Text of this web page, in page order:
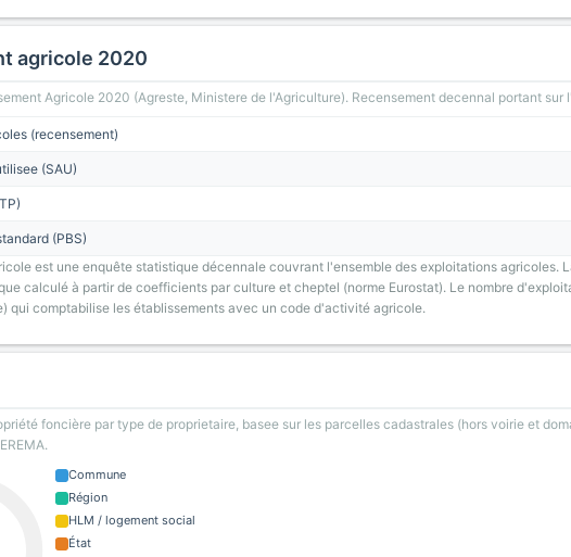
agricole 2020
Agricole 2020 (Agreste, Ministere de l'Agriculture). Recensement decennal portant
(recensement)
(SAU)
(PBS)
est une enquête statistique décennale couvrant l'ensemble des exploitations agricoles.
calculé à partir de coefficients par culture et cheptel (norme Eurostat). Le nombre
qui comptabilise les établissements avec un code d'activité agricole.
foncière par type de proprietaire, basee sur les parcelles cadastrales (hors voirie et
Commune
Région
HLM / logement social
État